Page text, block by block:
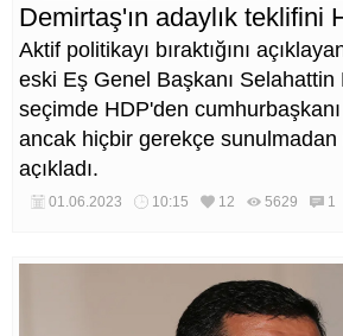
Demirtaş'ın adaylık teklifini
Aktif politikayı bıraktığını
eski Eş Genel Başkanı Selahattin
seçimde HDP'den
ancak hiçbir gerekçe
açıkladı.
01.06.2023 10:15 12 5629 1